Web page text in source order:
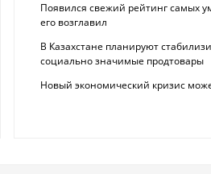
Появился свежий рейтинг самых
его возглавил
В Казахстане планируют
социально значимые продтовары
Новый экономический кризис